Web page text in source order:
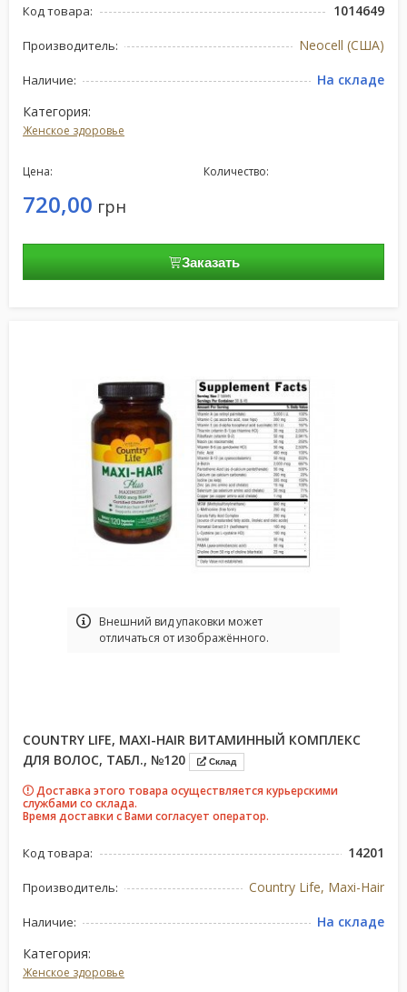
Код товара: 1014649
Производитель: Neocell (США)
Наличие:
На складе
Категория:
Женское здоровье
Цена:
720,00 грн
Количество:
Заказать
Bнешний вид упаковки может
отличаться от изображённого.
COUNTRY LIFE, MAXI-HAIR ВИТАМИННЫЙ КОМПЛЕКС
ДЛЯ ВОЛОС, ТАБЛ., №120
Склад
Доставка этого товара осуществляется курьерскими
службами со склада.
Время доставки с Вами согласует оператор.
Код товара: 14201
Производитель: Country Life, Maxi-Hair
Наличие:
На складе
Категория:
Женское здоровье